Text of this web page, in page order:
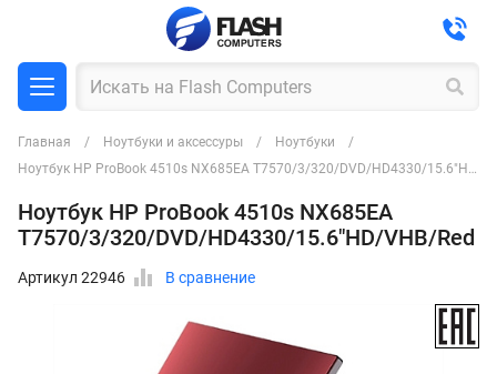
Главная Ноутбуки и аксессуры
Ноутбуки
Ноутбук HP ProBook 4510s NX685EA T7570/3/320/DVD/HD4330/15.6"HD/VHB/Red
Ноутбук HP ProBook 4510s NX685EA
T7570/3/320/DVD/HD4330/15.6"HD/VHB/Red
Артикул 22946 В сравнение